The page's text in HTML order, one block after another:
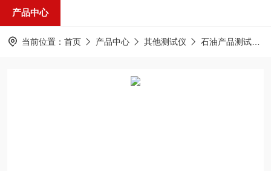
产品中心
当前位置： 首页 产品中心 其他测试仪 石油产品测试仪